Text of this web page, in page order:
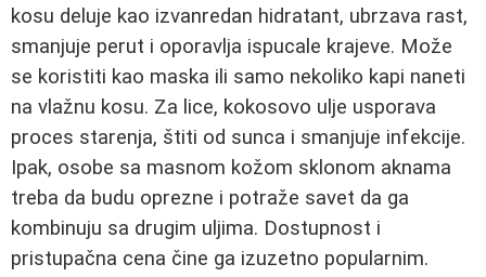
kosu deluje kao izvanredan hidratant, ubrzava rast,
smanjuje perut i oporavlja ispucale krajeve. Može
se koristiti kao maska ili samo nekoliko kapi naneti
na vlažnu kosu. Za lice, kokosovo ulje usporava
proces starenja, štiti od sunca i smanjuje infekcije.
Ipak, osobe sa masnom kožom sklonom aknama
treba da budu oprezne i potraže savet da ga
kombinuju sa drugim uljima. Dostupnost i
pristupačna cena čine ga izuzetno popularnim.